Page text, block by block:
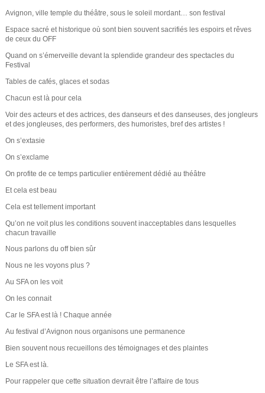
e
Avignon, ville temple du théâtre, sous le soleil mordant… son festival
Espace sacré et historique où sont bien souvent sacrifiés les espoirs et rêves
de ceux du OFF
Quand on s’émerveille devant la splendide grandeur des spectacles du
Festival
Tables de cafés, glaces et sodas
Chacun est là pour cela
Voir des acteurs et des actrices, des danseurs et des danseuses, des jongleurs
et des jongleuses, des performers, des humoristes, bref des artistes !
On s’extasie
On s’exclame
On profite de ce temps particulier entièrement dédié au théâtre
Et cela est beau
Cela est tellement important
Qu’on ne voit plus les conditions souvent inacceptables dans lesquelles
chacun travaille
Nous parlons du off bien sûr
Nous ne les voyons plus ?
Au SFA on les voit
On les connait
Car le SFA est là ! Chaque année
Au festival d’Avignon nous organisons une permanence
Bien souvent nous recueillons des témoignages et des plaintes
Le SFA est là.
Pour rappeler que cette situation devrait être l’affaire de tous